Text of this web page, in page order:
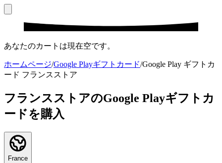
あなたのカートは現在空です。
ホームページ/Google Playギフトカード/Google Play ギフトカ
ード フランスストア
フランスストアのGoogle Playギフトカ
ードを購入
France